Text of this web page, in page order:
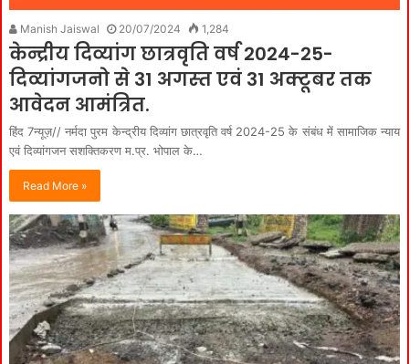
Manish Jaiswal 20/07/2024 1,284
केन्द्रीय दिव्यांग छात्रवृति वर्ष 2024-25-
दिव्‍यांगजनो से 31 अगस्‍त एवं 31 अक्‍टूबर तक
आवेदन आमंत्रित.
हिंद 7न्यूज़// नर्मदा पुरम केन्द्रीय दिव्यांग छात्रवृति वर्ष 2024-25 के संबंध में सामाजिक न्याय
एवं दिव्यांगजन सशक्तिकरण म.प्र. भोपाल के…
Read More »